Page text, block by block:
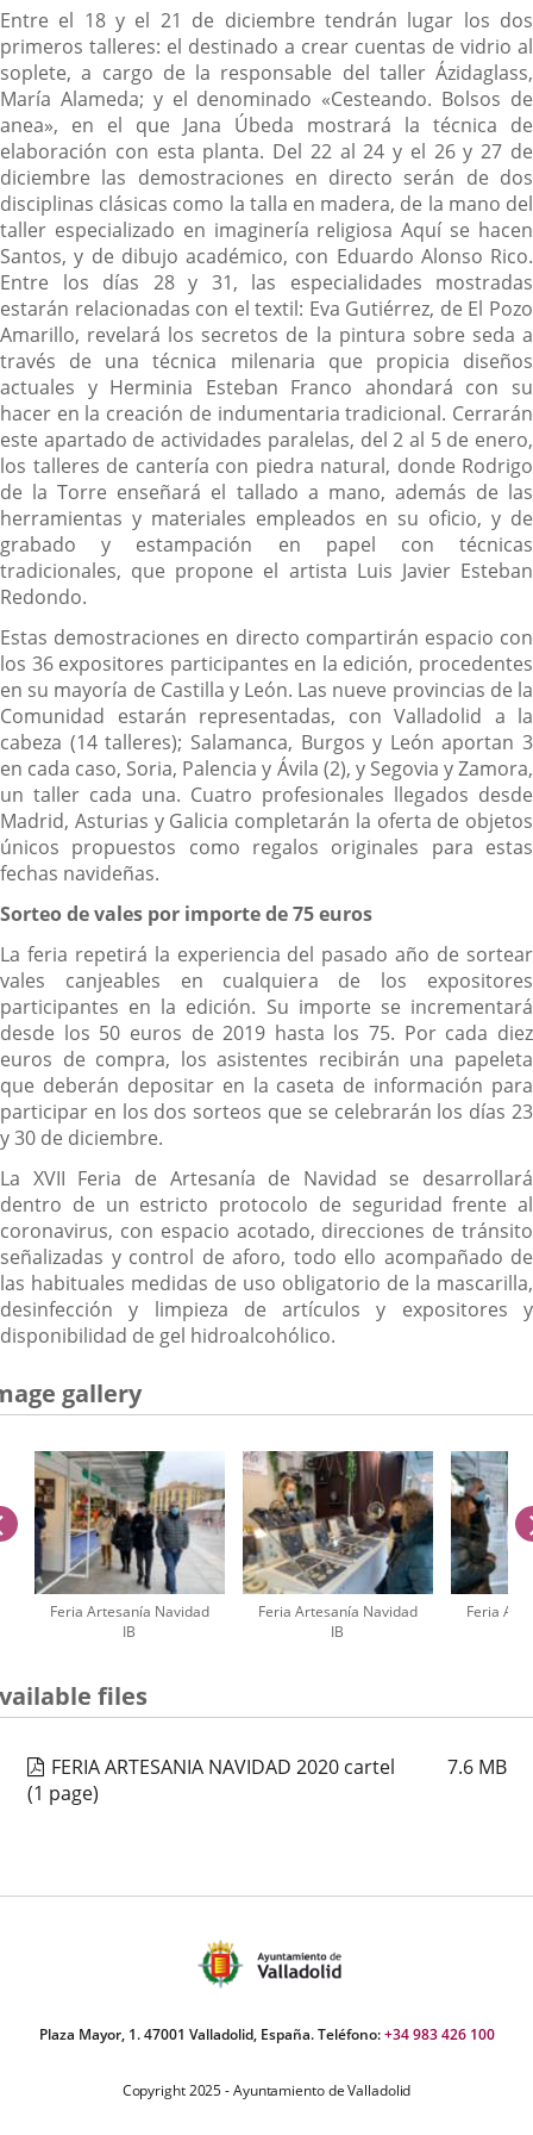
Entre el 18 y el 21 de diciembre tendrán lugar los dos
primeros talleres: el destinado a crear cuentas de vidrio al
soplete, a cargo de la responsable del taller Ázidaglass,
María Alameda; y el denominado «Cesteando. Bolsos de
anea», en el que Jana Úbeda mostrará la técnica de
elaboración con esta planta. Del 22 al 24 y el 26 y 27 de
diciembre las demostraciones en directo serán de dos
disciplinas clásicas como la talla en madera, de la mano del
taller especializado en imaginería religiosa Aquí se hacen
Santos, y de dibujo académico, con Eduardo Alonso Rico.
Entre los días 28 y 31, las especialidades mostradas
estarán relacionadas con el textil: Eva Gutiérrez, de El Pozo
Amarillo, revelará los secretos de la pintura sobre seda a
través de una técnica milenaria que propicia diseños
actuales y Herminia Esteban Franco ahondará con su
hacer en la creación de indumentaria tradicional. Cerrarán
este apartado de actividades paralelas, del 2 al 5 de enero,
los talleres de cantería con piedra natural, donde Rodrigo
de la Torre enseñará el tallado a mano, además de las
herramientas y materiales empleados en su oficio, y de
grabado y estampación en papel con técnicas
tradicionales, que propone el artista Luis Javier Esteban
Redondo.
Estas demostraciones en directo compartirán espacio con
los 36 expositores participantes en la edición, procedentes
en su mayoría de Castilla y León. Las nueve provincias de la
Comunidad estarán representadas, con Valladolid a la
cabeza (14 talleres); Salamanca, Burgos y León aportan 3
en cada caso, Soria, Palencia y Ávila (2), y Segovia y Zamora,
un taller cada una. Cuatro profesionales llegados desde
Madrid, Asturias y Galicia completarán la oferta de objetos
únicos propuestos como regalos originales para estas
fechas navideñas.
Sorteo de vales por importe de 75 euros
La feria repetirá la experiencia del pasado año de sortear
vales canjeables en cualquiera de los expositores
participantes en la edición. Su importe se incrementará
desde los 50 euros de 2019 hasta los 75. Por cada diez
euros de compra, los asistentes recibirán una papeleta
que deberán depositar en la caseta de información para
participar en los dos sorteos que se celebrarán los días 23
y 30 de diciembre.
La XVII Feria de Artesanía de Navidad se desarrollará
dentro de un estricto protocolo de seguridad frente al
coronavirus, con espacio acotado, direcciones de tránsito
señalizadas y control de aforo, todo ello acompañado de
las habituales medidas de uso obligatorio de la mascarilla,
desinfección y limpieza de artículos y expositores y
disponibilidad de gel hidroalcohólico.
gallery
Feria Artesanía Navidad
IB
Feria Artesanía Navidad
IB
Feria
previus
files
FERIA ARTESANIA NAVIDAD 2020 cartel 7.6 MB
(1 page)
Plaza Mayor, 1. 47001 Valladolid, España. Teléfono:+34 983 426 100
Copyright 2025 - Ayuntamiento de Valladolid